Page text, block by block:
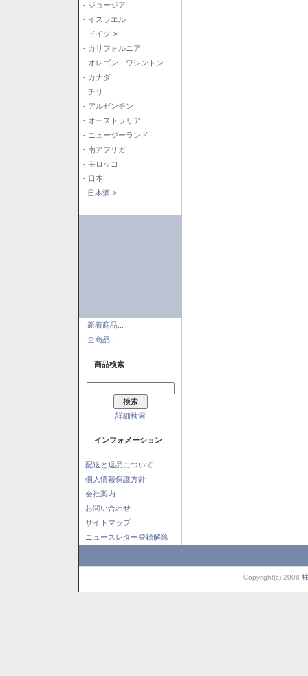
- ジョージア
- イスラエル
- ドイツ->
- カリフォルニア
- オレゴン・ワシントン
- カナダ
- チリ
- アルゼンチン
- オーストラリア
- ニュージーランド
- 南アフリカ
- モロッコ
- 日本
日本酒->
新着商品...
全商品...
商品検索
詳細検索
インフォメーション
配送と返品について
個人情報保護方針
会社案内
お問い合わせ
サイトマップ
ニュースレター登録解除
Copyright(c) 2008